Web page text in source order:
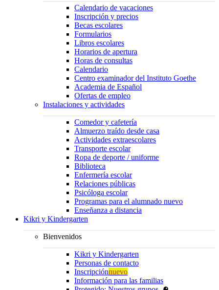
Calendario de vacaciones
Inscripción y precios
Becas escolares
Formularios
Libros escolares
Horarios de apertura
Horas de consultas
Calendario
Centro examinador del Instituto Goethe
Academia de Español
Ofertas de empleo
Instalaciones y actividades
Comedor y cafetería
Almuerzo traído desde casa
Actividades extraescolares
Transporte escolar
Ropa de deporte / uniforme
Biblioteca
Enfermería escolar
Relaciones públicas
Psicóloga escolar
Programas para el alumnado nuevo
Enseñanza a distancia
Kikri y Kindergarten
Bienvenidos
Kikri y Kindergarten
Personas de contacto
Inscripciónnuevo
Información para las familias